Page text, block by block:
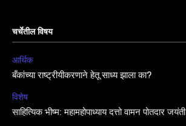
चर्चेतील विषय
आर्थिक
बँकांच्या राष्ट्रीयीकरणाने हेतू साध्य झाला का?
विशेष
साहित्यिक भीष्म: महामहोपाध्याय दत्तो वामन पोतदार जयंती